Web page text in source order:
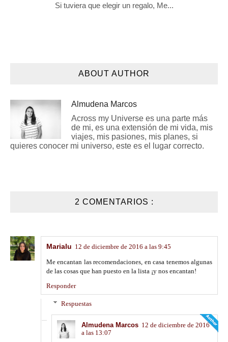
Si tuviera que elegir un regalo, Me...
ABOUT AUTHOR
Almudena Marcos
Across my Universe es una parte más
de mi, es una extensión de mi vida, mis
viajes, mis pasiones, mis planes, si
quieres conocer mi universo, este es el lugar correcto.
2 COMENTARIOS :
Marialu 12 de diciembre de 2016 a las 9:45
Me encantan las recomendaciones, en casa tenemos algunas
de las cosas que han puesto en la lista ¡y nos encantan!
Responder
Respuestas
Almudena Marcos 12 de diciembre de 2016
a las 13:07